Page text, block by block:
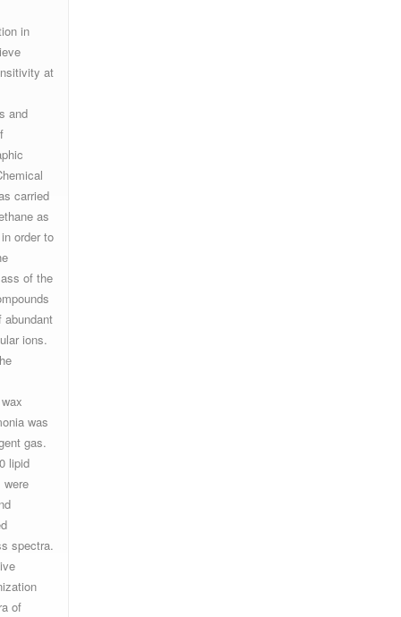
in
at
and
carried
as
order to
of the
abundant
ions.
was
gas.
lipid
were
spectra.
of